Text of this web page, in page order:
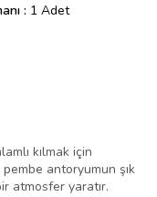
: 1 Adet
kılmak için
antoryumun şık
atmosfer yaratır.